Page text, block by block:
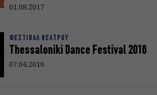
01.08.2017
ΦΕΣΤΙΒΑΛ ΘΕΑΤΡΟΥ
Thessaloniki Dance Festival 2016
07.04.2016